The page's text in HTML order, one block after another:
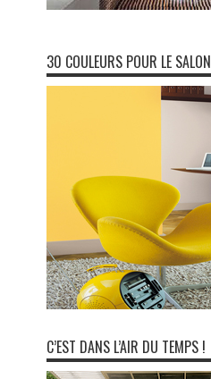
30 COULEURS POUR LE SALON
C’EST DANS L’AIR DU TEMPS !